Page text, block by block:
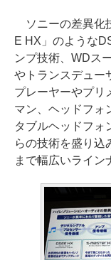
ソニーの差異化
E HX」のような
ンプ技術、WDス
やトランスデュー
プレーヤーやプリ
マン、ヘッドフォ
タブルヘッドフォ
らの技術を盛り込
まで幅広いライン